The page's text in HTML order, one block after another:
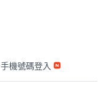
手機號碼登入